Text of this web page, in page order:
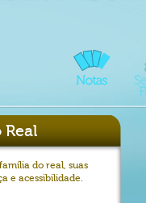
do real, suas
e acessibilidade.